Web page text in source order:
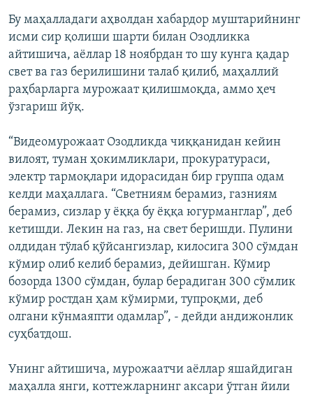
Бу маҳалладаги аҳволдан хабардор муштарийнинг
исми сир қолиши шарти билан Озодликка
айтишича, аёллар 18 ноябрдан то шу кунга қадар
свет ва газ берилишини талаб қилиб, маҳаллий
раҳбарларга мурожаат қилишмоқда, аммо ҳеч
ўзгариш йўқ.
“Видеомурожаат Озодликда чиққанидан кейин
вилоят, туман ҳокимликлари, прокуратураси,
электр тармоқлари идорасидан бир группа одам
келди маҳаллага. “Светниям берамиз, газниям
берамиз, сизлар у ёққа бу ёққа югурманглар”, деб
кетишди. Лекин на газ, на свет беришди. Пулини
олдидан тўлаб қўйсангизлар, килосига 300 сўмдан
кўмир олиб келиб берамиз, дейишган. Кўмир
бозорда 1300 сўмдан, булар берадиган 300 сўмлик
кўмир ростдан ҳам кўмирми, тупроқми, деб
олгани кўнмаяпти одамлар”, - дейди андижонлик
суҳбатдош.
Унинг айтишича, мурожаатчи аёллар яшайдиган
маҳалла янги, коттежларнинг аксари ўтган йили